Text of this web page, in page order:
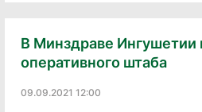
В Минздраве Ингушетии
оперативного штаба
09.09.2021 12:00